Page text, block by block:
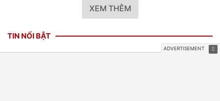
XEM THÊM
TIN NỔI BẬT